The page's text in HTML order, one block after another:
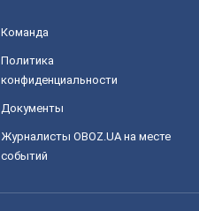
Команда
Политика
конфиденциальности
Документы
Журналисты OBOZ.UA на месте
событий